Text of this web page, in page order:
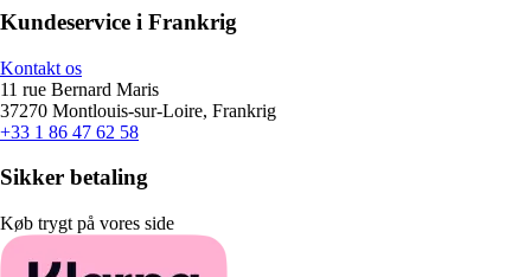
Kundeservice i Frankrig
Kontakt os
11 rue Bernard Maris
37270 Montlouis-sur-Loire, Frankrig
+33 1 86 47 62 58
Sikker betaling
Køb trygt på vores side